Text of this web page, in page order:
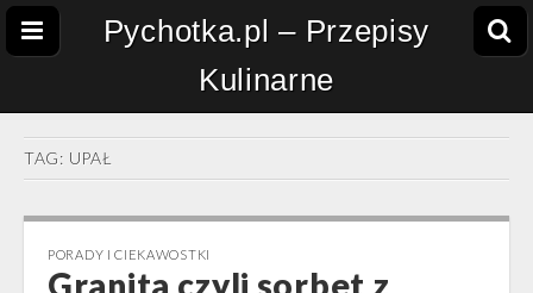
Pychotka.pl – Przepisy
Kulinarne
TAG: UPAŁ
PORADY I CIEKAWOSTKI
Granita czyli sorbet z